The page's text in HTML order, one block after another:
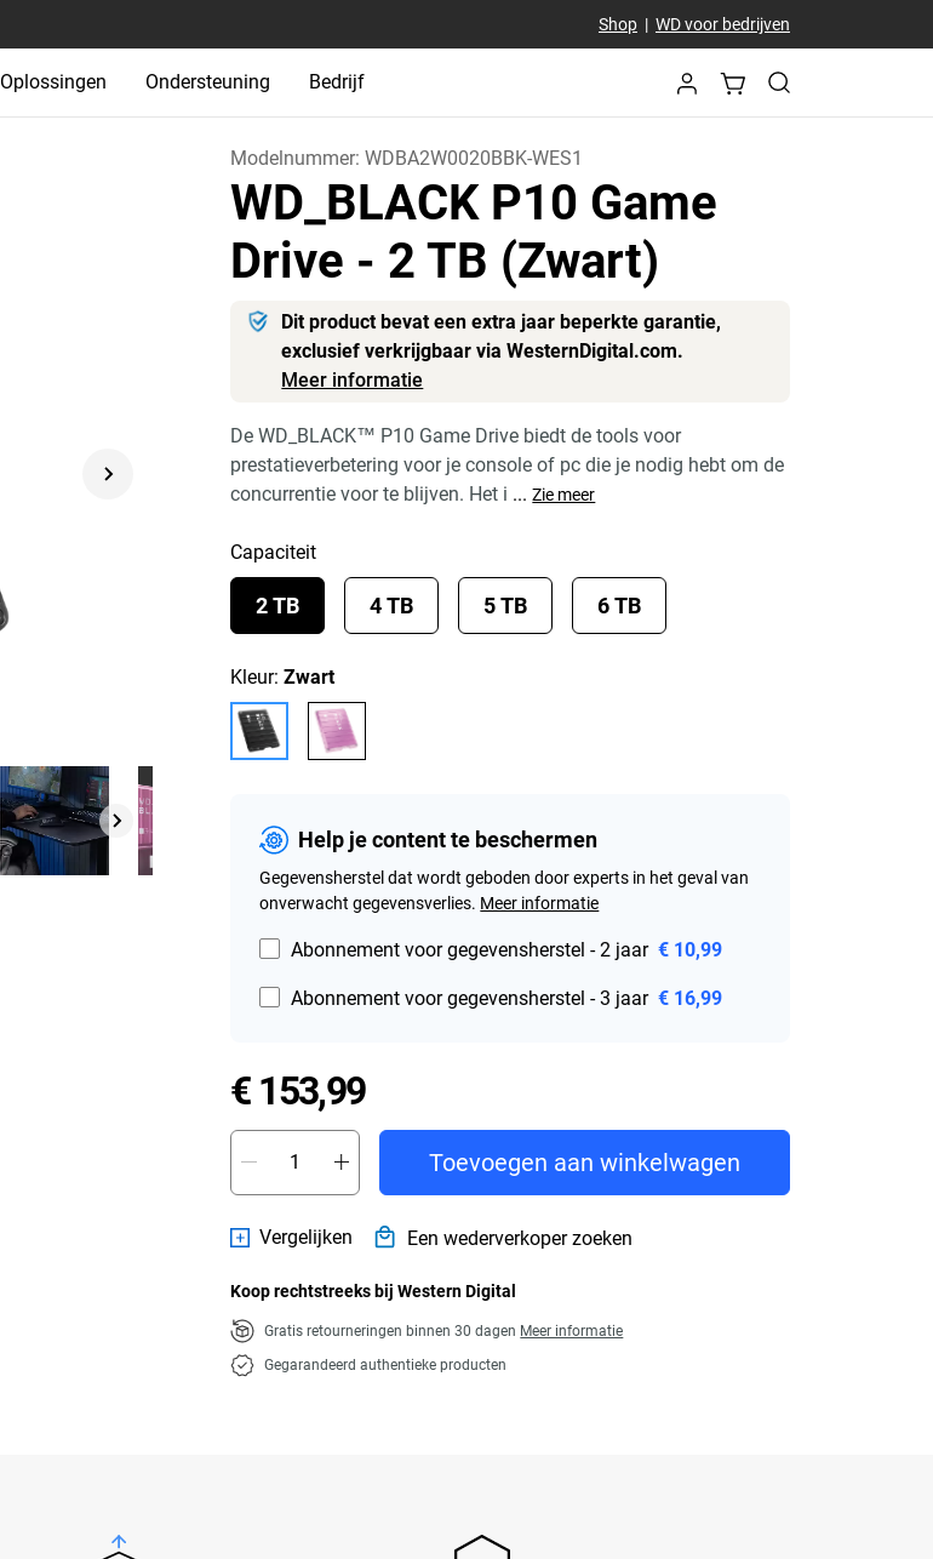
Shop| WD voor bedrijven
Oplossingen Ondersteuning Bedrijf
Modelnummer:WDBA2W0020BBK-WES1
WD_BLACK P10 Game
Drive - 2 TB (Zwart)
Dit product bevat een extra jaar beperkte garantie,
exclusief verkrijgbaar via WesternDigital.com.
Meer informatie
De WD_BLACK™ P10 Game Drive biedt de tools voor
prestatieverbetering voor je console of pc die je nodig hebt om de
concurrentie voor te blijven. Het i ... Zie meer
Capaciteit
2 TB 4 TB 5 TB 6 TB
Kleur:Zwart
Help je content te beschermen
Gegevensherstel dat wordt geboden door experts in het geval van
onverwacht gegevensverlies. Meer informatie
Abonnement voor gegevensherstel - 2 jaar € 10,99
Abonnement voor gegevensherstel - 3 jaar € 16,99
€ 153,99Price € 153,99
Toevoegen aan winkelwagen
Vergelijken Een wederverkoper zoeken
Koop rechtstreeks bij Western Digital
Gratis retourneringen binnen 30 dagen Meer informatie
Gegarandeerd authentieke producten